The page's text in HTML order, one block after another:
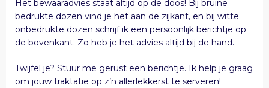
Het bewaaradvies staat altijd op de doos! Bij bruine
bedrukte dozen vind je het aan de zijkant, en bij witte
onbedrukte dozen schrijf ik een persoonlijk berichtje op
de bovenkant. Zo heb je het advies altijd bij de hand.
Twijfel je? Stuur me gerust een berichtje. Ik help je graag
om jouw traktatie op z’n allerlekkerst te serveren!